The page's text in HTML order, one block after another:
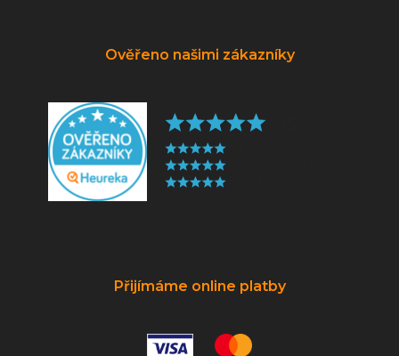
Ověřeno našimi zákazníky
Přijímáme online platby